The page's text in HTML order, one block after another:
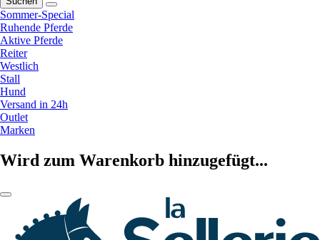
Sommer-Special
Ruhende Pferde
Aktive Pferde
Reiter
Westlich
Stall
Hund
Versand in 24h
Outlet
Marken
Wird zum Warenkorb hinzugefügt...